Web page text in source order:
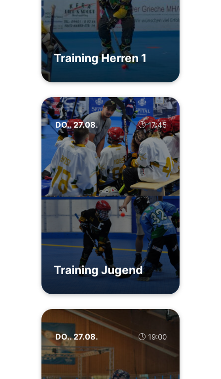
Training Herren 1
DO.. 27.08. 17:45
Training Jugend
DO.. 27.08. 19:00